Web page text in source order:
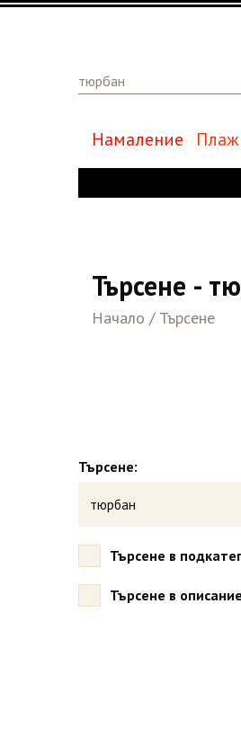
Намаление
Търсене -
Начало / Търсене
Търсене:
Търсене в
Търсене в